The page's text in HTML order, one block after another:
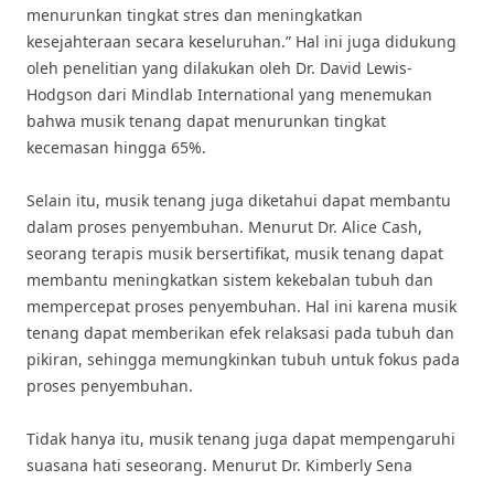
menurunkan tingkat stres dan meningkatkan
kesejahteraan secara keseluruhan.” Hal ini juga didukung
oleh penelitian yang dilakukan oleh Dr. David Lewis-
Hodgson dari Mindlab International yang menemukan
bahwa musik tenang dapat menurunkan tingkat
kecemasan hingga 65%.
Selain itu, musik tenang juga diketahui dapat membantu
dalam proses penyembuhan. Menurut Dr. Alice Cash,
seorang terapis musik bersertifikat, musik tenang dapat
membantu meningkatkan sistem kekebalan tubuh dan
mempercepat proses penyembuhan. Hal ini karena musik
tenang dapat memberikan efek relaksasi pada tubuh dan
pikiran, sehingga memungkinkan tubuh untuk fokus pada
proses penyembuhan.
Tidak hanya itu, musik tenang juga dapat mempengaruhi
suasana hati seseorang. Menurut Dr. Kimberly Sena